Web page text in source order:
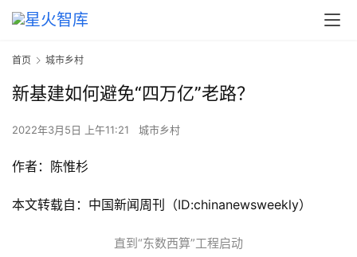
首页 城市乡村
新基建如何避免“四万亿”老路？
2022年3月5日 上午11:21 城市乡村
作者：陈惟杉
本文转载自：中国新闻周刊（ID:chinanewsweekly）
直到“东数西算”工程启动